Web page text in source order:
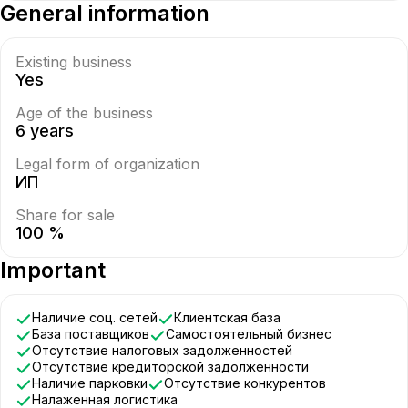
General information
Existing business
Yes
Age of the business
6 years
Legal form of organization
ИП
Share for sale
100 %
Important
Наличие соц. сетей
Клиентская база
База поставщиков
Самостоятельный бизнес
Отсутствие налоговых задолженностей
Отсутствие кредиторской задолженности
Наличие парковки
Отсутствие конкурентов
Налаженная логистика